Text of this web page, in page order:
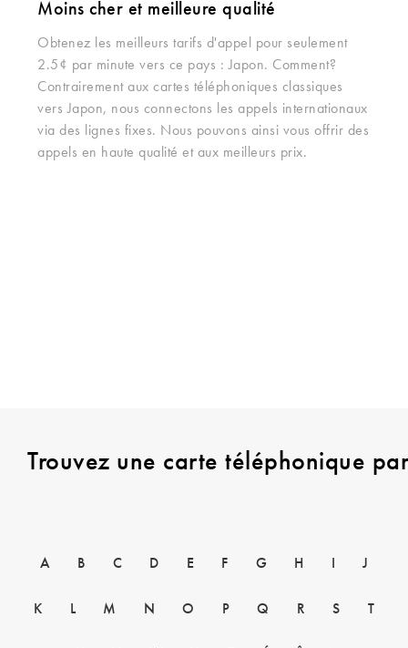
Moins cher et meilleure qualité
Obtenez les meilleurs tarifs d'appel pour seulement
2.5¢ par minute vers ce pays : Japon. Comment?
Contrairement aux cartes téléphoniques classiques
vers Japon, nous connectons les appels internationaux
via des lignes fixes. Nous pouvons ainsi vous offrir des
appels en haute qualité et aux meilleurs prix.
Trouvez une carte téléphonique
A B C D E F G H J
K L M N O P Q R S T